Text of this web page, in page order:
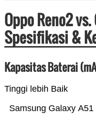
Oppo Reno2
Spesifikasi &
Kapasitas Baterai
Tinggi lebih Baik
Samsung Galaxy A51